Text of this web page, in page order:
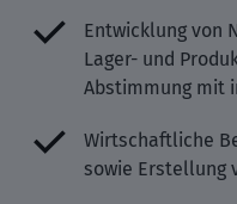
Entwicklung von
Lager- und
Abstimmung mit
Wirtschaftliche
sowie Erstellung